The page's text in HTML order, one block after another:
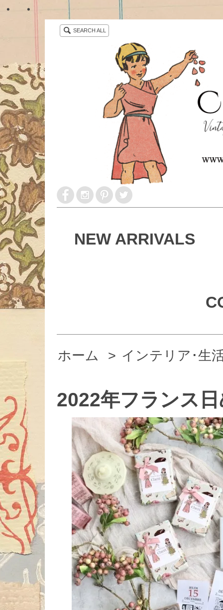
・ ・
SEARCH ALL
NEW ARRIVALS
ホーム > インテリア･生
2022年フランス